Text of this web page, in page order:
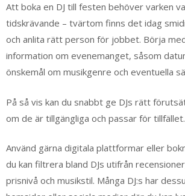
Att boka en DJ till festen behöver varken
tidskrävande – tvärtom finns det idag
och anlita rätt person för jobbet. Börja
information om evenemanget, såsom
önskemål om musikgenre och eventuella
På så vis kan du snabbt ge DJs rätt
om de är tillgängliga och passar för tillfället.
Använd gärna digitala plattformar eller
du kan filtrera bland DJs utifrån
prisnivå och musikstil. Många DJ:s har